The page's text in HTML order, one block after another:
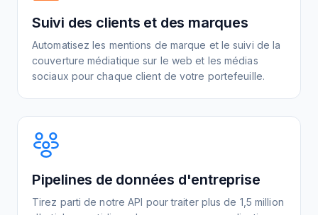
Suivi des clients et des marques
Automatisez les mentions de marque et le suivi de la
couverture médiatique sur le web et les médias
sociaux pour chaque client de votre portefeuille.
Pipelines de données d'entreprise
Tirez parti de notre API pour traiter plus de 1,5 million